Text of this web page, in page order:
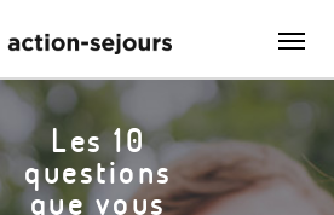
Les 10
questions
que vous